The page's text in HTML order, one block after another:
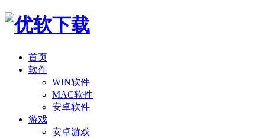
首页
软件
WIN软件
MAC软件
安卓软件
游戏
安卓游戏